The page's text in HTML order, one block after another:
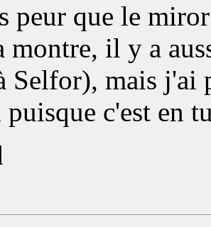
peur que le
montre, il y a
Selfor), mais j'ai
puisque c'est en